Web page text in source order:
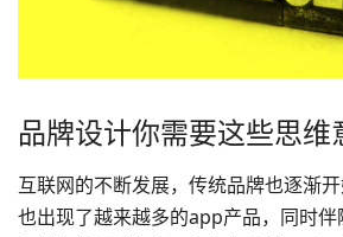
品牌设计你需要这些思维
互联网的不断发展，传统品牌也逐渐
也出现了越来越多的app产品，同时